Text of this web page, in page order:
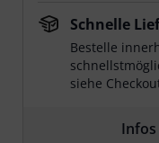
Schnelle
Bestelle
siehe
Infos